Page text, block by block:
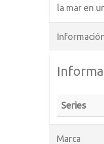
la mar en
Series
Marca